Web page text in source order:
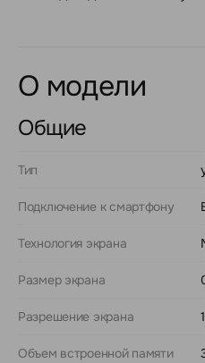
О модели
Общие
Тип
Подключение к смартфону
Технология экрана
Размер экрана
Разрешение экрана
Объем встроенной памяти